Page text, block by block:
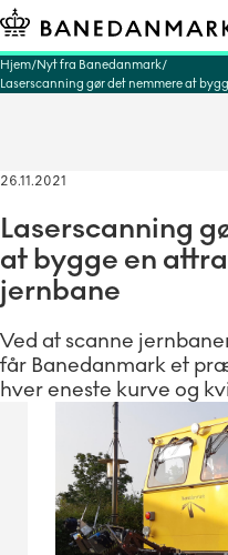
Hjem Nyt fra Banedanmark
Laserscanning gør det nemmere at
26.11.2021
Laserscanning
at bygge en
jernbane
Ved at scanne
får Banedanmark et
hver eneste kurve og